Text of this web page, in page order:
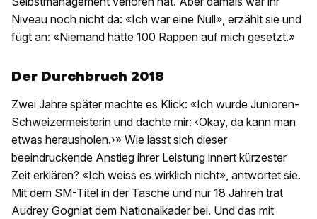
Niveau noch nicht da: «Ich war eine Null», erzählt sie und
fügt an: «Niemand hätte 100 Rappen auf mich gesetzt.»
Der Durchbruch 2018
Zwei Jahre später machte es Klick: «Ich wurde Junioren-
Schweizermeisterin und dachte mir: ‹Okay, da kann man
etwas herausholen.›» Wie lässt sich dieser
beeindruckende Anstieg ihrer Leistung innert kürzester
Zeit erklären? «Ich weiss es wirklich nicht», antwortet sie.
Mit dem SM-Titel in der Tasche und nur 18 Jahren trat
Audrey Gogniat dem Nationalkader bei. Und das mit